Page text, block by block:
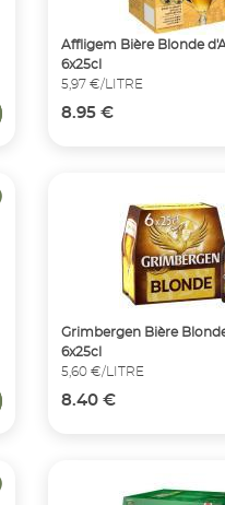
Affligem Bière Blonde
6x25cl
5,97 €/LITRE
8.95 €
Grimbergen Bière
6x25cl
5,60 €/LITRE
8.40 €